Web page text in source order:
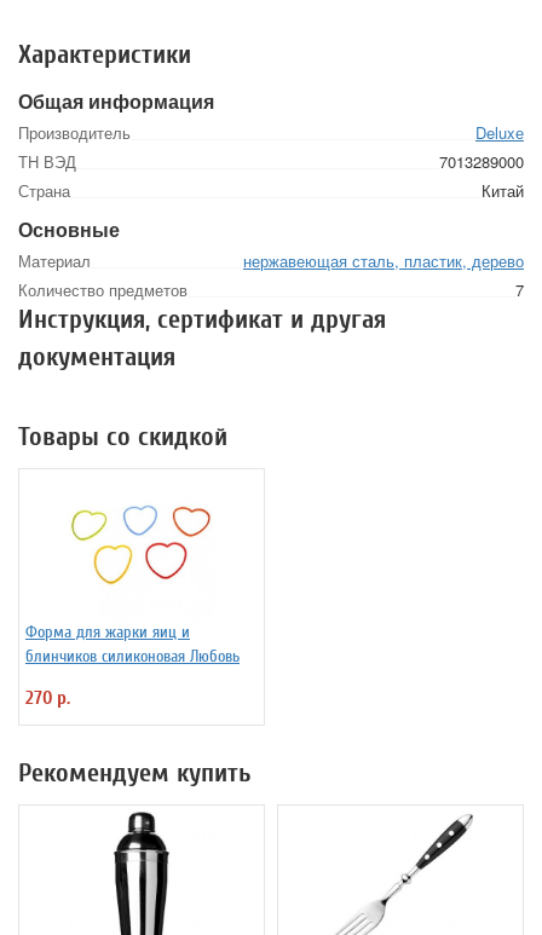
Характеристики
Общая информация
Производитель
Deluxе
ТН ВЭД
7013289000
Страна
Китай
Основные
Материал
нержавеющая сталь, пластик, дерево
Количество предметов
7
Инструкция, сертификат и другая
документация
Товары со скидкой
Форма для жарки яиц и
блинчиков силиконовая Любовь
270 р.
Рекомендуем купить